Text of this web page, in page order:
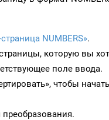
NUMBERS».
которую вы
поле ввода.
чтобы